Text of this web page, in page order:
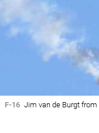
F-16 Jim van de Burgt